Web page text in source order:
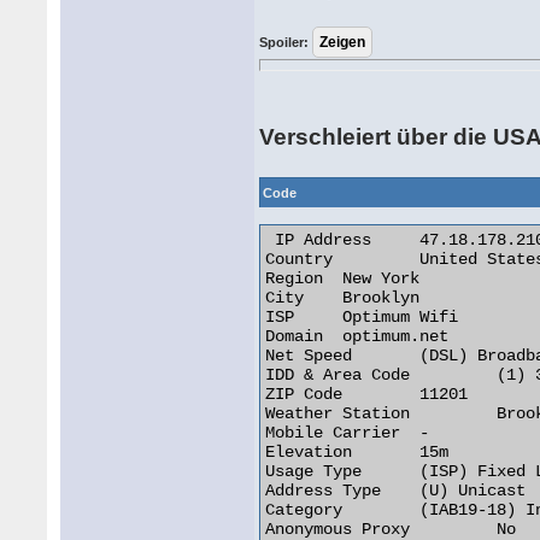
Spoiler:
Verschleiert über die
Code
IP Address 	47.18.178.210
Country 	United States of America [US]
Region 	New York
City 	Brooklyn
ISP 	Optimum Wifi
Domain 	optimum.net
Net Speed 	(DSL) Broadband/Cable/Fiber/Mobile
IDD & Area Code 	(1) 347/718
ZIP Code 	11201
Weather Station 	Brooklyn (USNY0176)
Mobile Carrier 	-
Elevation 	15m
Usage Type 	(ISP) Fixed Line ISP
Address Type 	(U) Unicast
Category 	(IAB19-18) Internet Technology
Anonymous Proxy 	No